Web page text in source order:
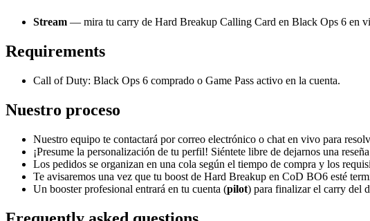
Stream — mira tu carry de Hard Breakup Calling Card en Black Ops 6 en
Requirements
Call of Duty: Black Ops 6 comprado o Game Pass activo en la cuenta.
Nuestro proceso
Nuestro equipo te contactará por correo electrónico o chat en vivo para
¡Presume la personalización de tu perfil! Siéntete libre de dejarnos una
Los pedidos se organizan en una cola según el tiempo de compra y los
Te avisaremos una vez que tu boost de Hard Breakup en CoD BO6 esté
Un booster profesional entrará en tu cuenta (pilot) para finalizar el carry del